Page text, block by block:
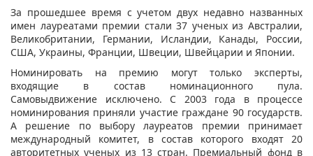
За прошедшее время с учетом двух недавно названных
имен лауреатами премии стали 37 ученых из Австралии,
Великобритании, Германии, Исландии, Канады, России,
США, Украины, Франции, Швеции, Швейцарии и Японии.
Номинировать на премию могут только эксперты,
входящие в состав номинационного пула.
Самовыдвижение исключено. С 2003 года в процессе
номинирования приняли участие граждане 90 государств.
А решение по выбору лауреатов премии принимает
международный комитет, в состав которого входят 20
авторитетных ученых из 13 стран. Премиальный фонд в